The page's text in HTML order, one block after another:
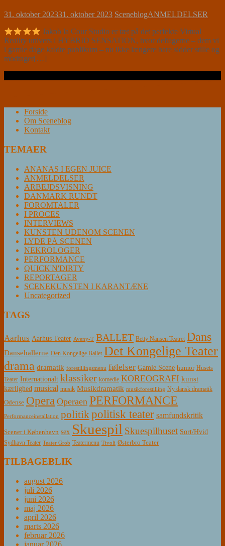
31. oktober 202331. oktober 2023 SceneblogANMELDELSER
Jakob la Cour Studio er tæt på det perfekte Virtual
Reality univers i HYBRID SENSATION, hvor deltagerne – dem vi
i gamle dage kaldte publikum – nu ikke længere bare sidder stille og
modtager[…]
Forside
Om Sceneblog
Kontakt
TEMAER
ANANAS I EGEN JUICE
ANMELDELSER
ARBEJDSVISNING
DANMARK RUNDT
FOROMTALER
I PROCES
INTERVIEWS
KUNSTEN UDENOM SCENEN
LYDE PÅ SCENEN
NEKROLOGER
PERFORMANCE
QUICK'N'DIRTY
REPORTAGER
SCENEKUNSTEN I KARANTÆNE
Uncategorized
TAGS
Aarhus Aarhus Teater Aveny-T BALLET Betty Nansen Teatret Dans
Dansehallerne Den Kongelige Ballet Det Kongelige Teater
drama dramatik forestillingsmenu følelser Gamle Scene humor Husets
Teater Internationalt klassiker komedie KOREOGRAFI kunst
kærlighed musical musik Musikdramatik musikforestilling Ny dansk dramatik
Odense Opera Operaen PERFORMANCE
Performanceinstallation politikpolitisk teater samfundskritik
Scener i København sex Skuespil Skuespilhuset Sort/Hvid
Sydhavn Teater Teater Grob Teatermenu Tivoli Østerbro Teater
TILBAGEBLIK
august 2026
juli 2026
juni 2026
maj 2026
april 2026
marts 2026
februar 2026
januar 2026